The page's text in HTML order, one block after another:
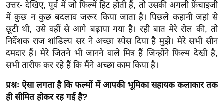
त्य
ज
ग
त
ऑ
टो
व
उत्तर- देखिए, पूर्व में जो फिल्में हिट होती हैं, तो उसकी अगली फ्रेंचाइजी
में कुछ न कुछ बदलाव जरूर किया जाता है। पिछले कहानी जहां से
छूटी थी, उसे वहीं से आगे बढ़ाया गया है। रही बात मेरे रोल की, तो
निर्देशक राज शांडिल्य सर ने अच्छा स्पेस दिया है मुझे। मेरे सभी सीन
दमदार हैं। मेरे जितने भी जानने वाले मित्र हैं जिन्होंने फिल्म देखी है,
सभी तारीफ कर रहे हैं कि मैंने अच्छा काम किया है।
प्रश्नः ऐसा लगता है कि फल्मों में आपकी भूमिका सहायक कलाकार तक
ही सीमित होकर रह गई है?